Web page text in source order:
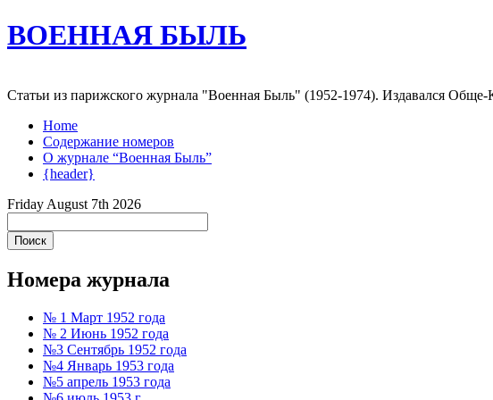
ВОЕННАЯ БЫЛЬ
Статьи из парижского журнала "Военная Быль" (1952-1974). Издавался
Home
Содержание номеров
О журнале “Военная Быль”
{header}
Friday August 7th 2026
Номера журнала
№ 1 Март 1952 года
№ 2 Июнь 1952 года
№3 Сентябрь 1952 года
№4 Январь 1953 года
№5 апрель 1953 года